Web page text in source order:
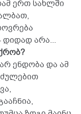
ერთ სახლში
დიდად არა...
ენდობა და ამ